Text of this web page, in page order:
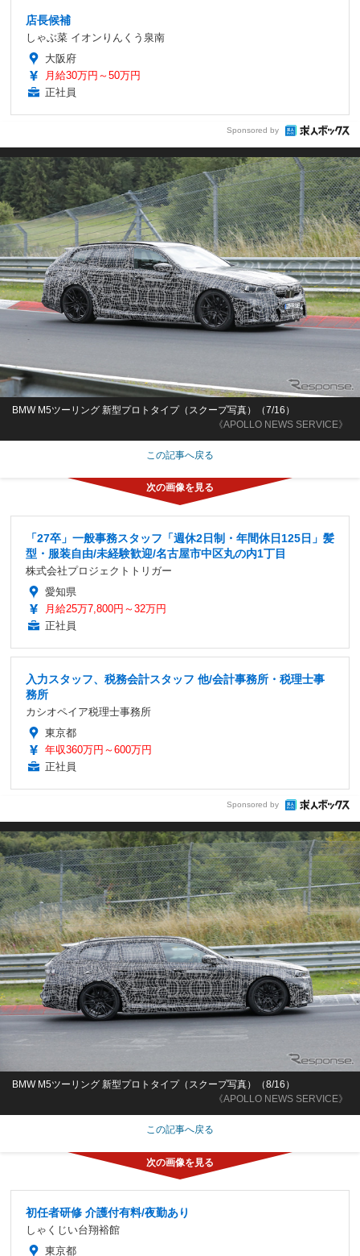
店長候補
しゃぶ菜 イオンりんくう泉南
大阪府
月給30万円～50万円
正社員
Sponsored by
《APOLLO NEWS SERVICE》
BMW M5ツーリング 新型プロトタイプ（スクープ写真）（7/16）
この記事へ戻る
「27卒」一般事務スタッフ「週休2日制・年間休日125日」髪
型・服装自由/未経験歓迎/名古屋市中区丸の内1丁目
株式会社プロジェクトトリガー
愛知県
月給25万7,800円～32万円
正社員
入力スタッフ、税務会計スタッフ 他/会計事務所・税理士事
務所
カシオペイア税理士事務所
東京都
年収360万円～600万円
正社員
Sponsored by
《APOLLO NEWS SERVICE》
BMW M5ツーリング 新型プロトタイプ（スクープ写真）（8/16）
この記事へ戻る
初任者研修 介護付有料/夜勤あり
しゃくじい台翔裕館
東京都